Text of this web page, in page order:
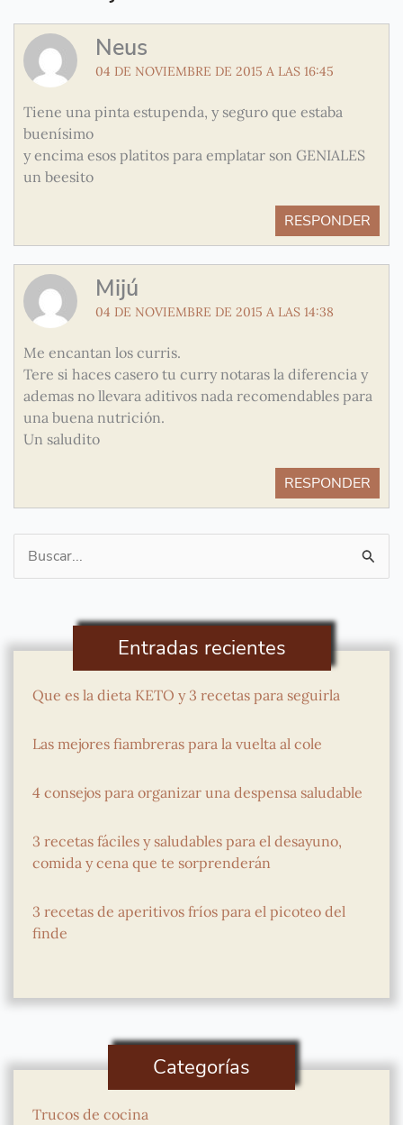
Neus
04 DE NOVIEMBRE DE 2015 A LAS 16:45
Tiene una pinta estupenda, y seguro que estaba
buenísimo
y encima esos platitos para emplatar son GENIALES
un beesito
RESPONDER
Mijú
04 DE NOVIEMBRE DE 2015 A LAS 14:38
Me encantan los curris.
Tere si haces casero tu curry notaras la diferencia y
ademas no llevara aditivos nada recomendables para
una buena nutrición.
Un saludito
RESPONDER
Buscar
por:
Entradas recientes
Que es la dieta KETO y 3 recetas para seguirla
Las mejores fiambreras para la vuelta al cole
4 consejos para organizar una despensa saludable
3 recetas fáciles y saludables para el desayuno,
comida y cena que te sorprenderán
3 recetas de aperitivos fríos para el picoteo del
finde
Categorías
Trucos de cocina